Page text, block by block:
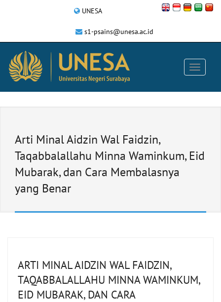
UNESA
s1-psains@unesa.ac.id
Arti Minal Aidzin Wal Faidzin,
Taqabbalallahu Minna Waminkum, Eid
Mubarak, dan Cara Membalasnya
yang Benar
ARTI MINAL AIDZIN WAL FAIDZIN,
TAQABBALALLAHU MINNA WAMINKUM,
EID MUBARAK, DAN CARA